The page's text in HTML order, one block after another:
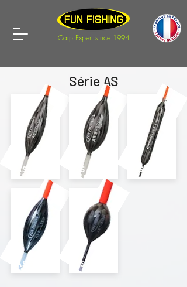
Carp Expert since 1994
Série AS
AS 1
AS 6
AS 2
AS 7
AS 3